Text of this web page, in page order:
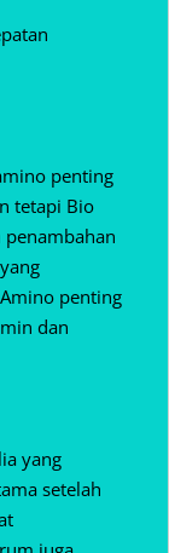
penting
tetapi Bio
penting
dan
yang
setelah